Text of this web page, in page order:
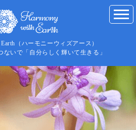
（ハーモニーウィズアース）
ないで「自分らしく輝いて生きる」